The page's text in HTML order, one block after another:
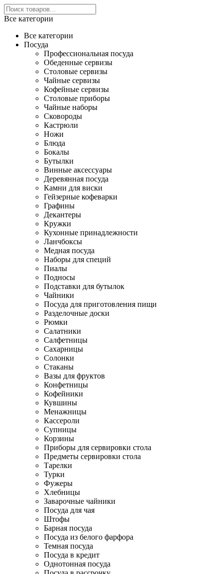
Все категории
Все категории
Посуда
Профессиональная посуда
Обеденные сервизы
Столовые сервизы
Чайные сервизы
Кофейные сервизы
Столовые приборы
Чайные наборы
Сковороды
Кастрюли
Ножи
Блюда
Бокалы
Бутылки
Винные аксессуары
Деревянная посуда
Камни для виски
Гейзерные кофеварки
Графины
Декантеры
Кружки
Кухонные принадлежности
Ланчбоксы
Медная посуда
Наборы для специй
Пиалы
Подносы
Подставки для бутылок
Чайники
Посуда для приготовления пищи
Разделочные доски
Рюмки
Салатники
Салфетницы
Сахарницы
Солонки
Стаканы
Вазы для фруктов
Конфетницы
Кофейники
Кувшины
Менажницы
Кассероли
Супницы
Корзины
Приборы для сервировки стола
Предметы сервировки стола
Тарелки
Турки
Фужеры
Хлебницы
Заварочные чайники
Посуда для чая
Штофы
Барная посуда
Посуда из белого фарфора
Темная посуда
Посуда в кредит
Однотонная посуда